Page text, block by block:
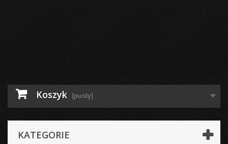
Koszyk (pusty)
KATEGORIE